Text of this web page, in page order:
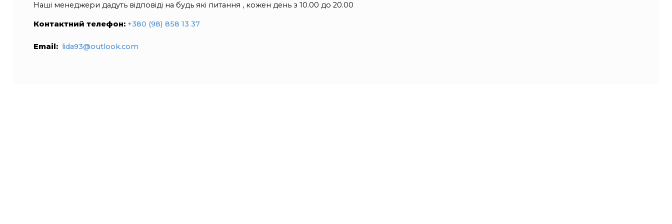
Наші менеджери дадуть відповіді на будь які питання , кожен день з 10.00 до 20.00
Контактний телефон: +380 (98) 858 13 37
Email: lida93@outlook.com